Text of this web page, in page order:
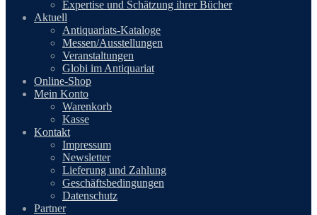
Expertise und Schätzung ihrer Bücher
Aktuell
Antiquariats-Kataloge
Messen/Ausstellungen
Veranstaltungen
Globi im Antiquariat
Online-Shop
Mein Konto
Warenkorb
Kasse
Kontakt
Impressum
Newsletter
Lieferung und Zahlung
Geschäftsbedingungen
Datenschutz
Partner